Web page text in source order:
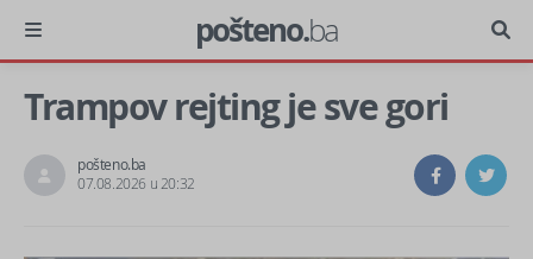
pošteno.ba
Trampov rejting je sve gori
pošteno.ba
07.08.2026 u 20:32